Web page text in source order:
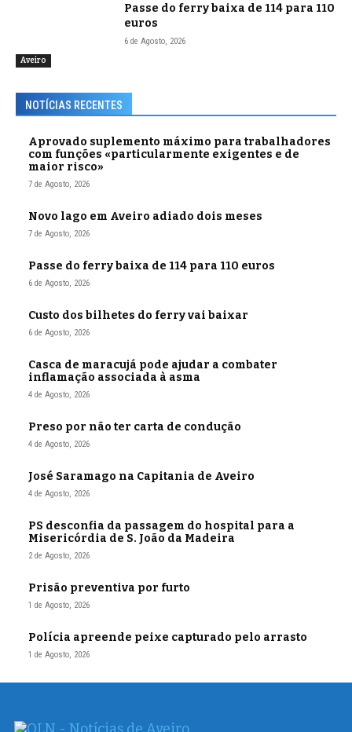
Aveiro
Passe do ferry baixa de 114 para 110
euros
6 de Agosto, 2026
NOTÍCIAS RECENTES
Aprovado suplemento máximo para trabalhadores
com funções «particularmente exigentes e de
maior risco»
7 de Agosto, 2026
Novo lago em Aveiro adiado dois meses
7 de Agosto, 2026
Passe do ferry baixa de 114 para 110 euros
6 de Agosto, 2026
Custo dos bilhetes do ferry vai baixar
6 de Agosto, 2026
Casca de maracujá pode ajudar a combater
inflamação associada à asma
4 de Agosto, 2026
Preso por não ter carta de condução
4 de Agosto, 2026
José Saramago na Capitania de Aveiro
4 de Agosto, 2026
PS desconfia da passagem do hospital para a
Misericórdia de S. João da Madeira
2 de Agosto, 2026
Prisão preventiva por furto
1 de Agosto, 2026
Polícia apreende peixe capturado pelo arrasto
1 de Agosto, 2026